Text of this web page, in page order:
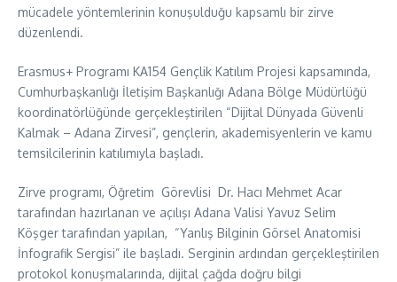
mücadele yöntemlerinin konuşulduğu kapsamlı bir zirve
düzenlendi.
Erasmus+ Programı KA154 Gençlik Katılım Projesi kapsamında,
Cumhurbaşkanlığı İletişim Başkanlığı Adana Bölge Müdürlüğü
koordinatörlüğünde gerçekleştirilen “Dijital Dünyada Güvenli
Kalmak – Adana Zirvesi”, gençlerin, akademisyenlerin ve kamu
temsilcilerinin katılımıyla başladı.
Zirve programı, Öğretim Görevlisi Dr. Hacı Mehmet Acar
tarafından hazırlanan ve açılışı Adana Valisi Yavuz Selim
Köşger tarafından yapılan, “Yanlış Bilginin Görsel Anatomisi
İnfografik Sergisi” ile başladı. Serginin ardından gerçekleştirilen
protokol konuşmalarında, dijital çağda doğru bilgi